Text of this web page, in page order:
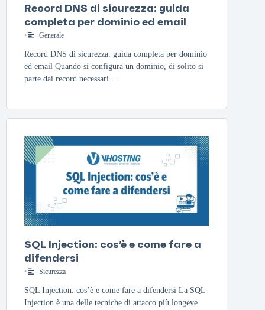
Record DNS di sicurezza: guida
completa per dominio ed email
• Generale
Record DNS di sicurezza: guida completa per dominio
ed email Quando si configura un dominio, di solito si
parte dai record necessari …
SQL Injection: cos’è e come fare a
difendersi
• Sicurezza
SQL Injection: cos’è e come fare a difendersi La SQL
Injection è una delle tecniche di attacco più longeve